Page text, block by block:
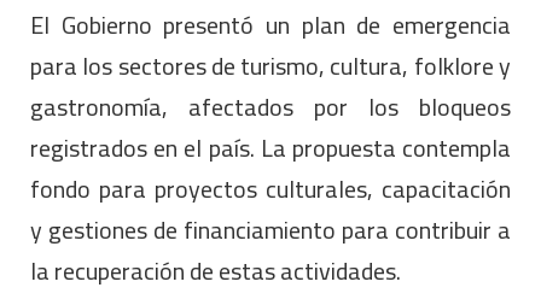
El Gobierno presentó un plan de emergencia
para los sectores de turismo, cultura, folklore y
gastronomía, afectados por los bloqueos
registrados en el país. La propuesta contempla
fondo para proyectos culturales, capacitación
y gestiones de financiamiento para contribuir a
la recuperación de estas actividades.